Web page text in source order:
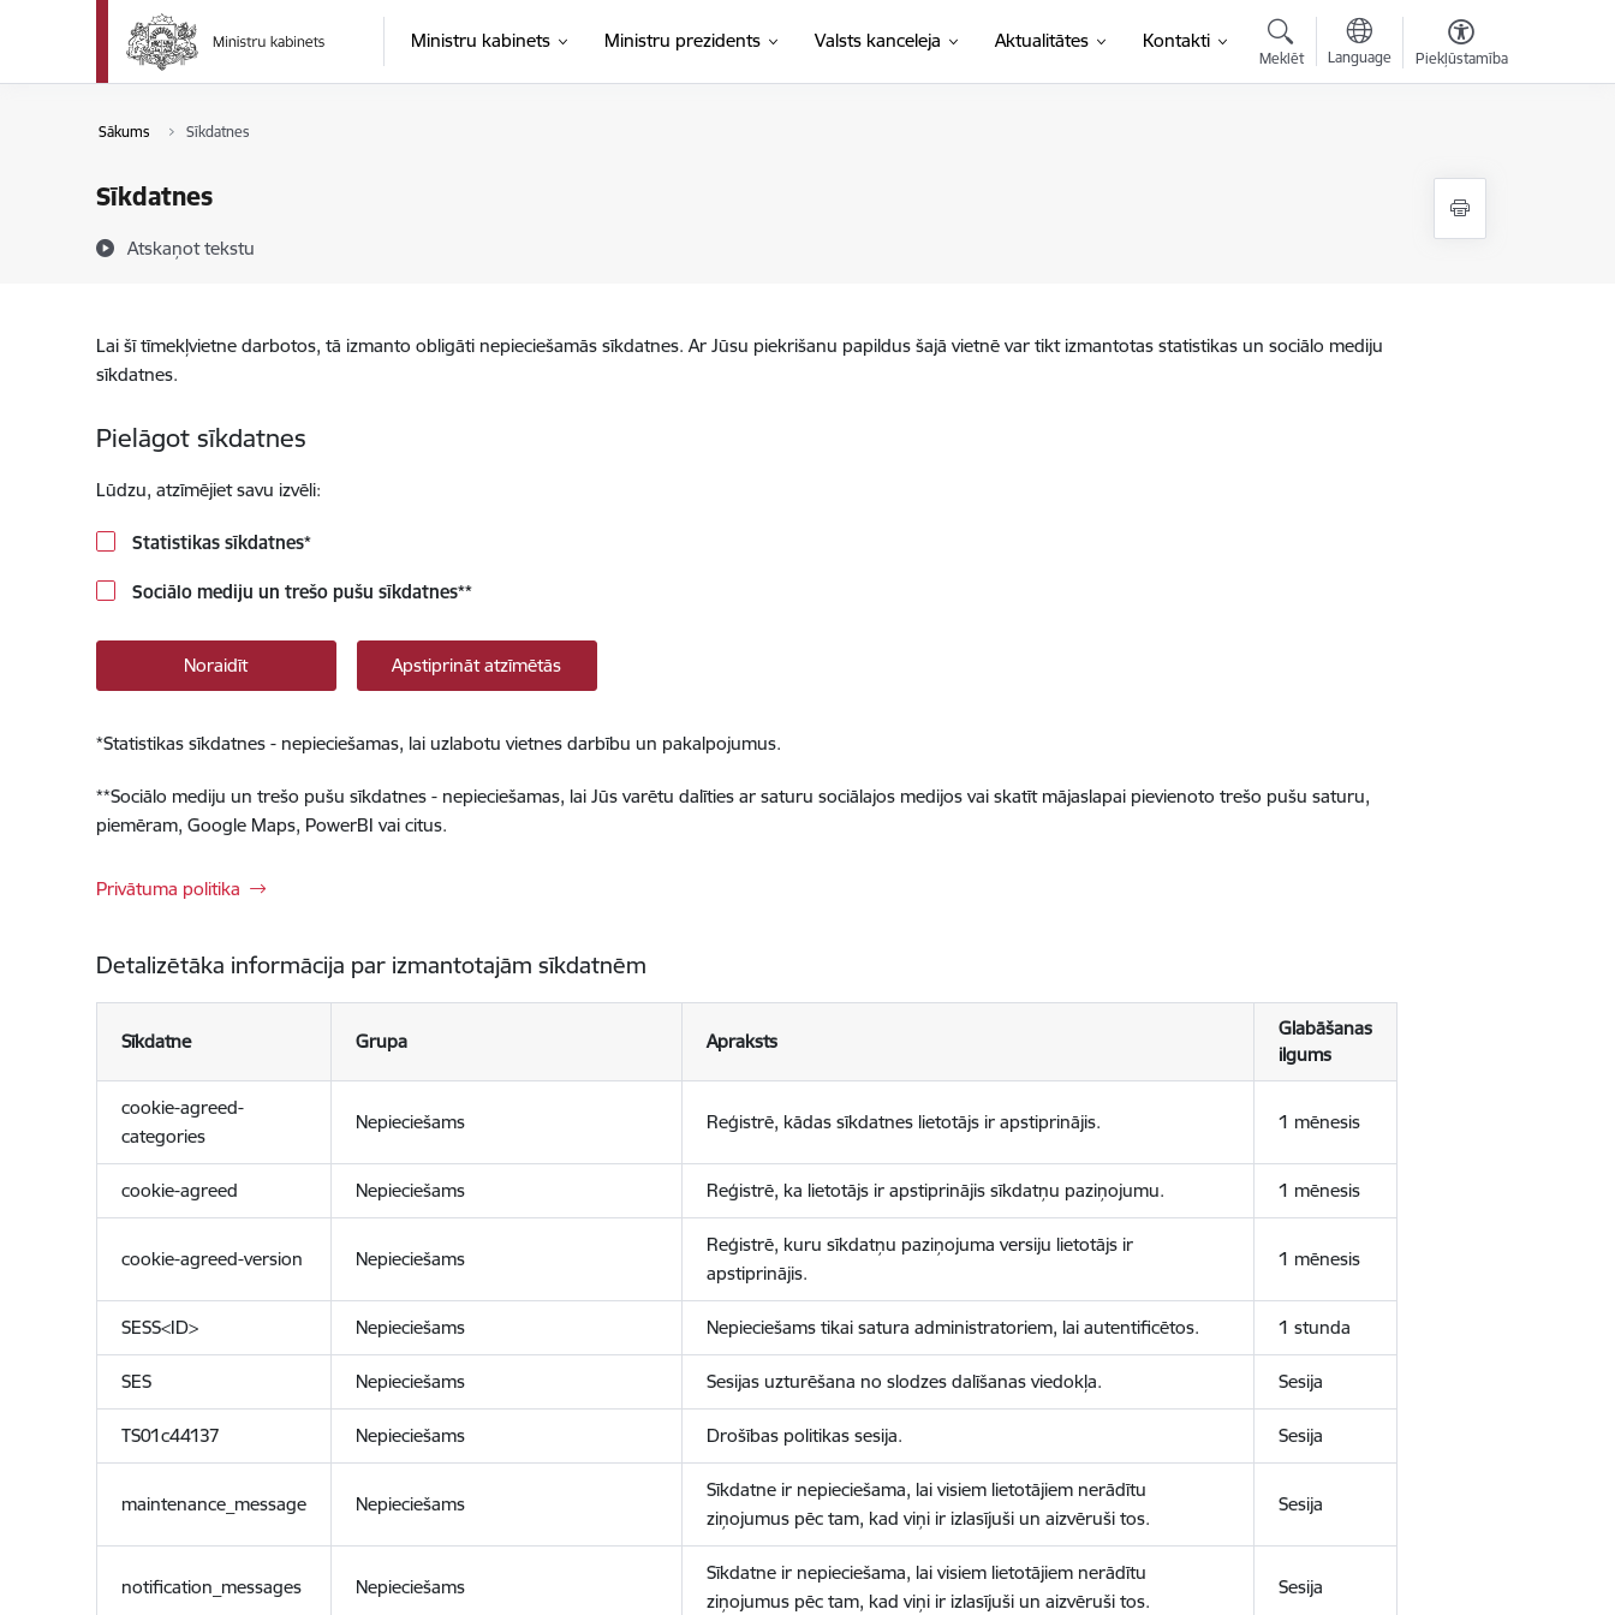
Pāriet uz lapas saturu
Ministru kabinets Ministru prezidents Valsts kanceleja Aktualitātes Kontakti
Meklēt Language Piekļūstamība
Sākums Sīkdatnes
Sīkdatnes
Atskaņot tekstu
Lai šī tīmekļvietne darbotos, tā izmanto obligāti nepieciešamās sīkdatnes. Ar Jūsu piekrišanu papildus šajā vietnē var tikt izmantotas statistikas un sociālo mediju
sīkdatnes.
Pielāgot sīkdatnes
Lūdzu, atzīmējiet savu izvēli:
Statistikas sīkdatnes*
Sociālo mediju un trešo pušu sīkdatnes**
Noraidīt Apstiprināt atzīmētās
*Statistikas sīkdatnes - nepieciešamas, lai uzlabotu vietnes darbību un pakalpojumus.
**Sociālo mediju un trešo pušu sīkdatnes - nepieciešamas, lai Jūs varētu dalīties ar saturu sociālajos medijos vai skatīt mājaslapai pievienoto trešo pušu saturu,
piemēram, Google Maps, PowerBI vai citus.
Privātuma politika
Detalizētāka informācija par izmantotajām sīkdatnēm
Sīkdatne Grupa Apraksts
Glabāšanas
ilgums
cookie-agreed-
categories
Nepieciešams Reģistrē, kādas sīkdatnes lietotājs ir apstiprinājis. 1 mēnesis
cookie-agreed Nepieciešams Reģistrē, ka lietotājs ir apstiprinājis sīkdatņu paziņojumu. 1 mēnesis
cookie-agreed-version Nepieciešams
Reģistrē, kuru sīkdatņu paziņojuma versiju lietotājs ir
apstiprinājis.
1 mēnesis
SESS<ID> Nepieciešams Nepieciešams tikai satura administratoriem, lai autentificētos. 1 stunda
SES Nepieciešams Sesijas uzturēšana no slodzes dalīšanas viedokļa. Sesija
TS01c44137 Nepieciešams Drošības politikas sesija. Sesija
maintenance_message Nepieciešams
Sīkdatne ir nepieciešama, lai visiem lietotājiem nerādītu
ziņojumus pēc tam, kad viņi ir izlasījuši un aizvēruši tos.
Sesija
notification_messages Nepieciešams
Sīkdatne ir nepieciešama, lai visiem lietotājiem nerādītu
ziņojumus pēc tam, kad viņi ir izlasījuši un aizvēruši tos.
Sesija